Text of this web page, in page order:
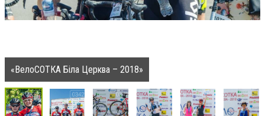
«ВелоСОТКА Біла Церква – 2018»